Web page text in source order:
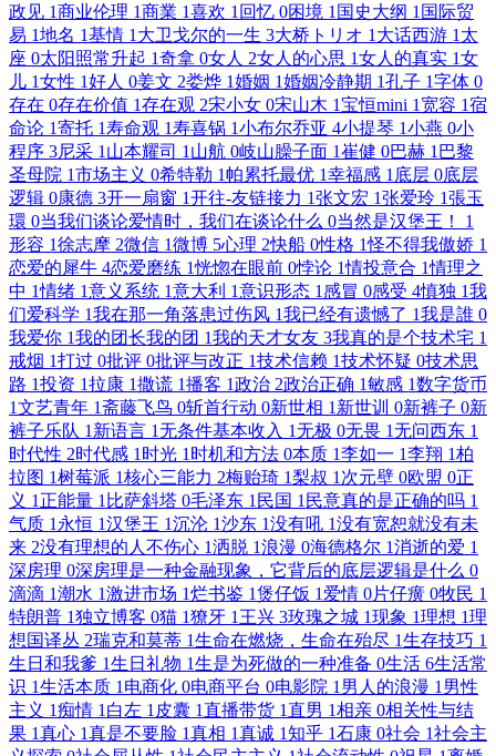
政见 1商业伦理 1商業 1喜欢 1 回忆 0困境 1 国史大纲 1 国际贸
易 1地名 1基情 1 大卫戈尔的一生 3大桥トリオ 1 大话西游 1 太
座 0太阳照常升起 1奇拿 0女人 2女人的心思 1女人的真实 1女
儿 1女性 1好人 0姜文 2娄烨 1婚姻 1婚姻冷静期 1孔子 1字体 0
存在 0存在价值 1存在观 2宋小女 0宋山木 1宝恒mini 1 宽容 1宿
命论 1寄托 1寿命观 1寿喜锅 1小布尔乔亚 4小提琴 1小燕 0小
程序 3尼采 1 山本耀司 1 山航 0岐山臊子面 1崔健 0巴赫 1 巴黎
圣母院 1市场主义 0希特勒 1帕累托最优 1幸福感 1 底层 0底层
逻辑 0康德 3开一扇窗 1开往-友链接力 1张文宏 1张爱玲 1張玉
環 0当我们谈论爱情时，我们在谈论什么 0当然是汉堡王！ 1
形容 1徐志摩 2微信 1微博 5心理 2快船 0性格 1怪不得我傲娇 1
恋爱的犀牛 4恋爱磨练 1恍惚在眼前 0悖论 1情投意合 1情理之
中 1情绪 1意义系统 1意大利 1意识形态 1感冒 0感受 4慎独 1我
们爱科学 1我在那一角落患过伤风 1我已经有遗憾了 1我是誰 0
我爱你 1我的团长我的团 1我的天才女友 3我真的是个技术宅 1
戒烟 1打过 0批评 0批评与改正 1技术信赖 1技术怀疑 0技术思
路 1投资 1拉康 1撒谎 1播客 1政治 2政治正确 1敏感 1数字货币
1文艺青年 1斋藤飞鸟 0斩首行动 0新世相 1 新世训 0新裤子 0新
裤子乐队 1 新语言 1无条件基本收入 1无极 0无畏 1无问西东 1
时代性 2时代感 1 时光 1 时机和方法 0本质 1李如一 1李翔 1柏
拉图 1树莓派 1核心三能力 2梅贻琦 1梨叔 1 次元壁 0欧盟 0正
义 1 正能量 1 比萨斜塔 0毛泽东 1 民国 1 民意真的是正确的吗 1
气质 1 永恒 1汉堡王 1沉沦 1沙东 1没有吼 1没有宽恕就没有未
来 2没有理想的人不伤心 1洒脱 1浪漫 0海德格尔 1消逝的爱 1
深房理 0深房理是一种金融现象，它背后的底层逻辑是什么 0
滴滴 1潮水 1激进市场 1烂书鉴 1煲仔饭 1 爱情 0片仔癀 0牧民 1
特朗普 1独立博客 0猫 1獠牙 1 王兴 3玫瑰之城 1现象 1理想 1理
想国译丛 2瑞克和莫蒂 1生命在燃烧，生命在殆尽 1生存技巧 1
生日和我爹 1生日礼物 1生是为死做的一种准备 0生活 6生活常
识 1生活本质 1 电商化 0电商平台 0电影院 1 男人的浪漫 1 男性
主义 1痴情 1 白左 1 皮囊 1直播带货 1直男 1相亲 0相关性与结
果 1真心 1真是不要脸 1真相 1真诚 1知乎 1石康 0社会 1社会主